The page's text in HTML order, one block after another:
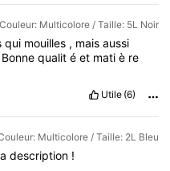
Couleur: Multicolore / Taille: 5L Noir
qui mouilles , mais aussi
Bonnequalitéet matiè re
Utile (6)
Multicolore / Taille: 2L Bleu
description !